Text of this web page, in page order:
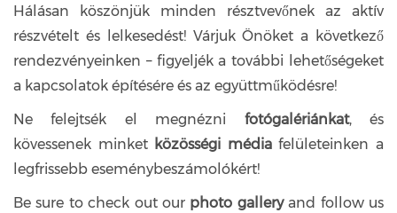
Hálásan köszönjük minden résztvevőnek az aktív
részvételt és lelkesedést! Várjuk Önöket a következő
rendezvényeinken – figyeljék a további lehetőségeket
a kapcsolatok építésére és az együttműködésre!
Ne felejtsék el megnézni fotógalériánkat, és
kövessenek minket közösségi médiafelületeinken a
legfrissebb eseménybeszámolókért!
Be sure to check out our photo galleryand follow us